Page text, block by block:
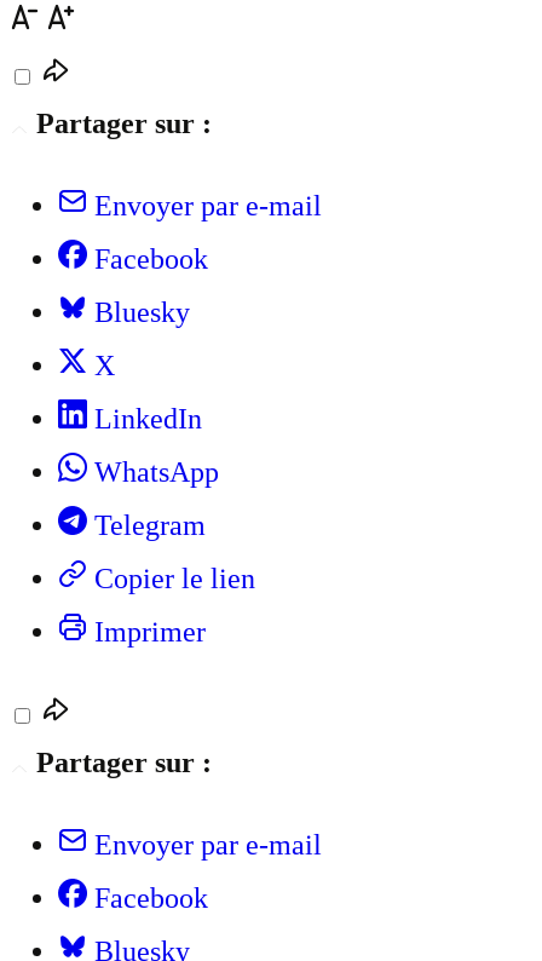
Partager sur :
Envoyer par e-mail
Facebook
Bluesky
X
LinkedIn
WhatsApp
Telegram
Copier le lien
Imprimer
Partager sur :
Envoyer par e-mail
Facebook
Bluesky